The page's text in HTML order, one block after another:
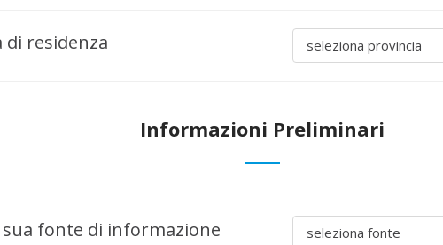
di residenza seleziona provincia
Informazioni Preliminari
sua fonte di informazione
seleziona fonte